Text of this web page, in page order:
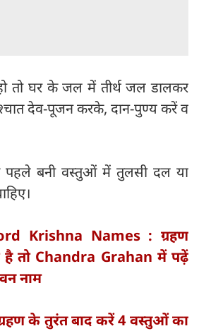
तो घर के जल में तीर्थ जल डालकर
देव-पूजन करके, दान-पुण्य करें व
बनी वस्तुओं में तुलसी दल या
Krishna Names : ग्रहण
तो Chandra Grahan में पढ़ें
नाम
के तुरंत बाद करें 4 वस्तुओं का